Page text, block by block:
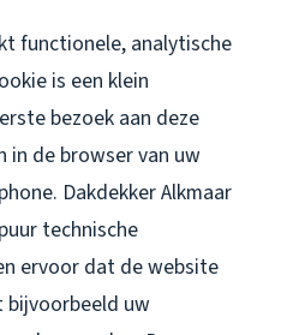
functionele, analytische
is een klein
bezoek aan deze
de browser van uw
Dakdekker Alkmaar
technische
ervoor dat de website
bijvoorbeeld uw